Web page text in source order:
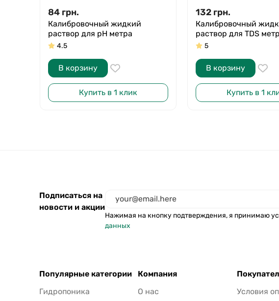
84 грн.
Калибровочный жидкий
раствор для pH метра
4.5
В корзину
Купить в 1 клик
132 грн.
Калибровочный
раствор для TDS
5
В корзину
Купить в 1
Подписаться на
новости и акции
Нажимая на кнопку подтверждения, я принимаю
данных
Популярные категории
Гидропоника
Компания
О нас
Условия